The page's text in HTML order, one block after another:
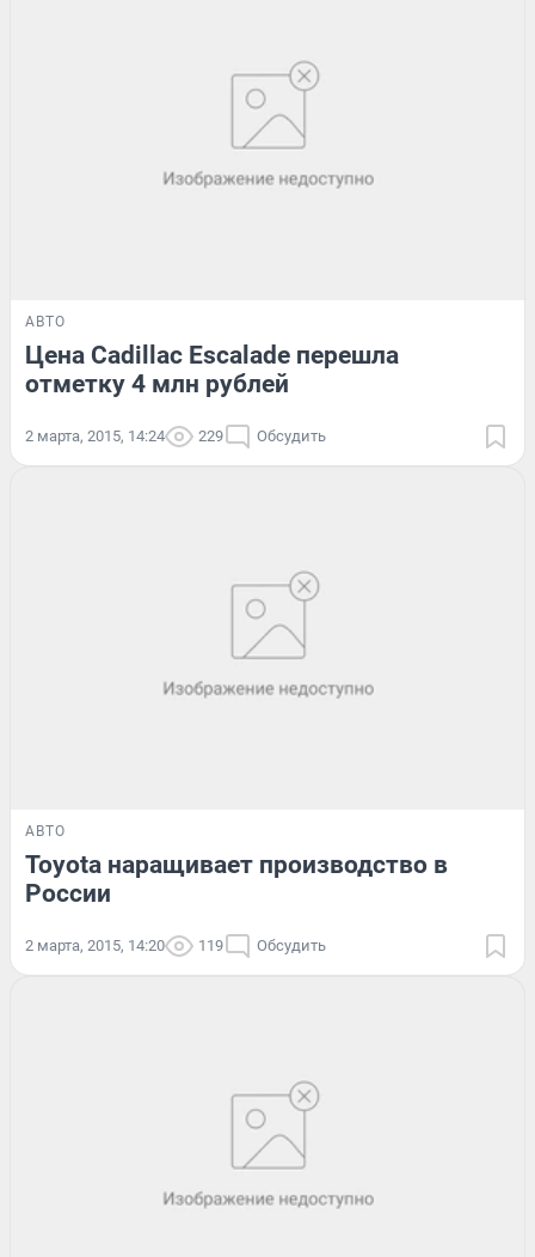
АВТО
Цена Cadillac Escalade перешла
отметку 4 млн рублей
2 марта, 2015, 14:24 229 Обсудить
АВТО
Toyota наращивает производство в
России
2 марта, 2015, 14:20 119 Обсудить